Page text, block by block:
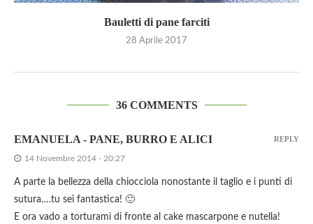
Bauletti di pane farciti
28 Aprile 2017
36 COMMENTS
EMANUELA - PANE, BURRO E ALICI
14 Novembre 2014 - 20:27
A parte la bellezza della chiocciola nonostante il taglio e i punti di
sutura….tu sei fantastica! 🙂
E ora vado a torturami di fronte al cake mascarpone e nutella!
REPLY